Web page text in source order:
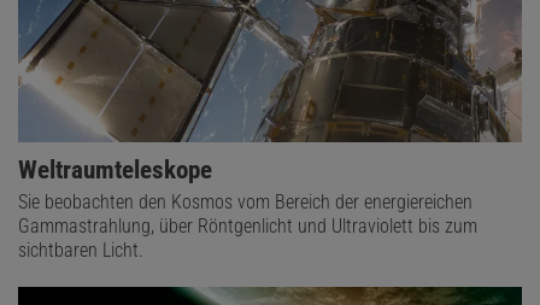
Weltraumteleskope
Sie beobachten den Kosmos vom Bereich der energiereichen
Gammastrahlung, über Röntgenlicht und Ultraviolett bis zum
sichtbaren Licht.